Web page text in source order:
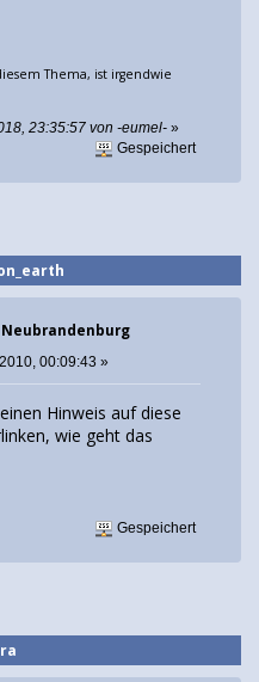
Thema, ist irgendwie
23:35:57 von -eumel- »
Gespeichert
00:09:43 »
Hinweis auf diese
wie geht das
Gespeichert